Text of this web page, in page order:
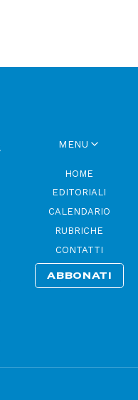
MENU
HOME
EDITORIALI
CALENDARIO
RUBRICHE
CONTATTI
ABBONATI